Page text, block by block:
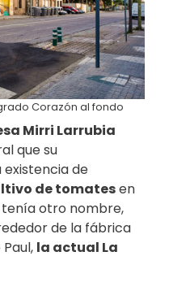
Corazón al fondo
Mirri Larrubia
que su
existencia de
de tomatesen
tenía otro nombre,
de la fábrica
la actual La